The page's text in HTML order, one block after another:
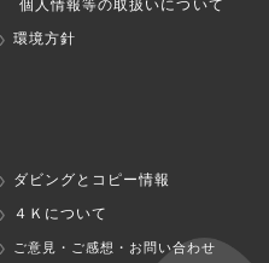
個人情報等の取扱いについて
環境方針
ダビングとコピー情報
４Ｋについて
ご意見・ご感想・お問い合わせ